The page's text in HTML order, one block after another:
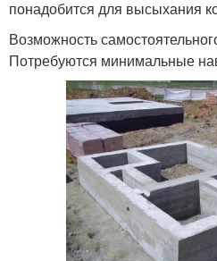
понадобится для высыхания
Возможность
Потребуются минимальные